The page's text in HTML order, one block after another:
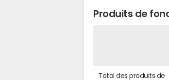
Produits de
Total des produits de